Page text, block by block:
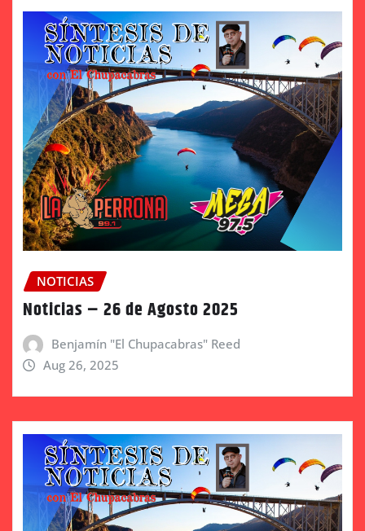
NOTICIAS
Noticias – 26 de Agosto 2025
Benjamín "El Chupacabras" Reed
Aug 26, 2025